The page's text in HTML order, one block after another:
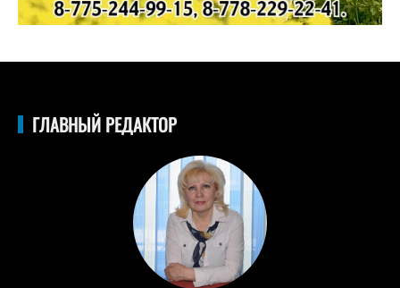
ГЛАВНЫЙ РЕДАКТОР